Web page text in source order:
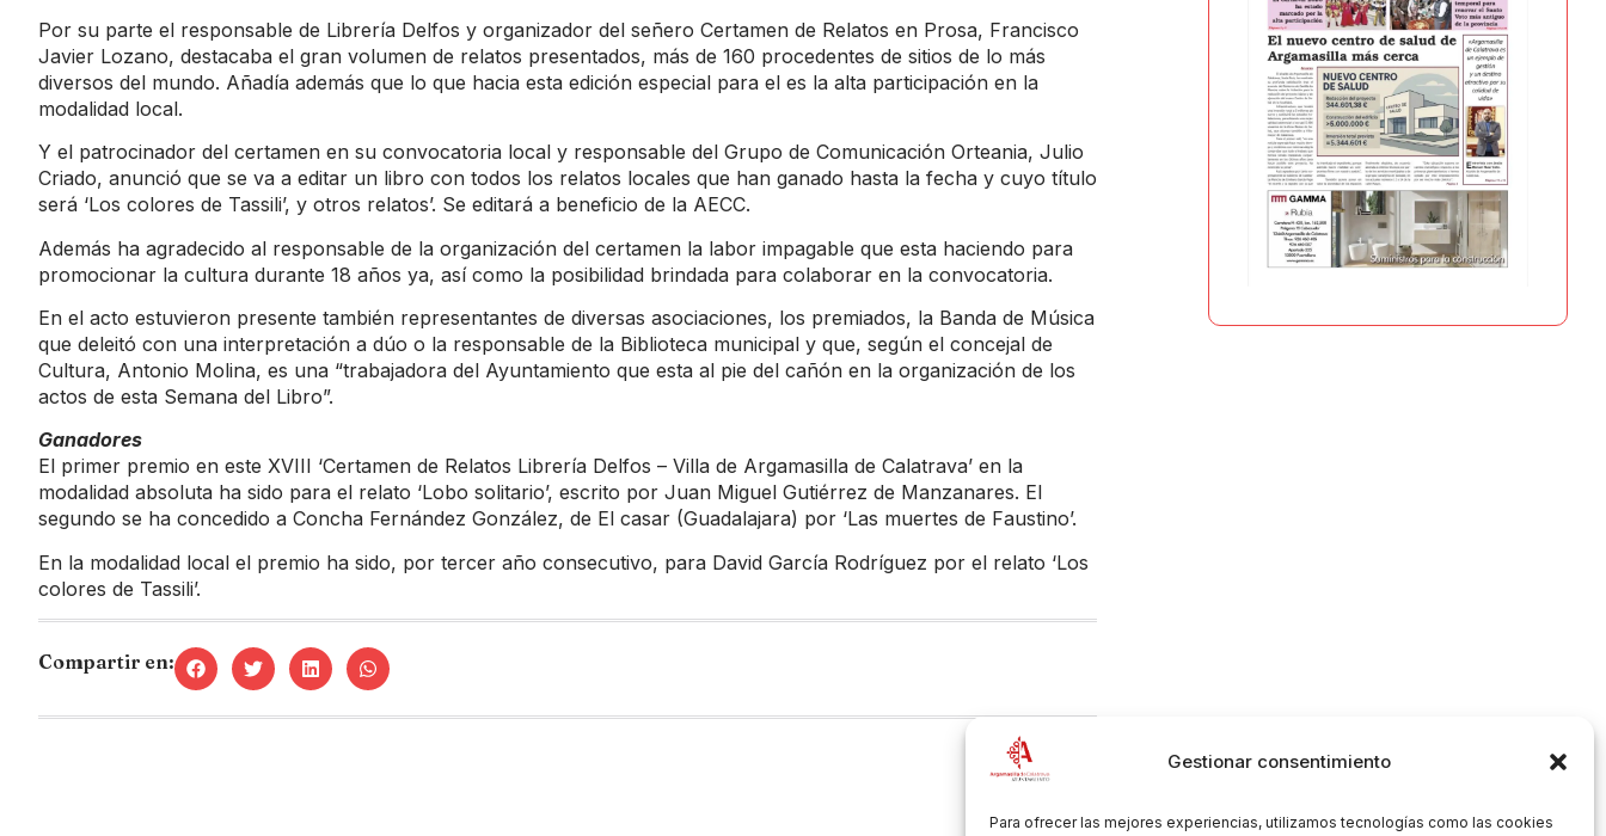
Gestionar consentimiento
Para ofrecer las mejores experiencias, utilizamos tecnologías como las cookies
Por su parte el responsable de Librería Delfos y organizador del señero Certamen de Relatos en Prosa, Francisco
Javier Lozano, destacaba el gran volumen de relatos presentados, más de 160 procedentes de sitios de lo más
diversos del mundo. Añadía además que lo que hacia esta edición especial para el es la alta participación en la
modalidad local.
Y el patrocinador del certamen en su convocatoria local y responsable del Grupo de Comunicación Orteania, Julio
Criado, anunció que se va a editar un libro con todos los relatos locales que han ganado hasta la fecha y cuyo título
será ‘Los colores de Tassili’, y otros relatos’. Se editará a beneficio de la AECC.
Además ha agradecido al responsable de la organización del certamen la labor impagable que esta haciendo para
promocionar la cultura durante 18 años ya, así como la posibilidad brindada para colaborar en la convocatoria.
En el acto estuvieron presente también representantes de diversas asociaciones, los premiados, la Banda de Música
que deleitó con una interpretación a dúo o la responsable de la Biblioteca municipal y que, según el concejal de
Cultura, Antonio Molina, es una “trabajadora del Ayuntamiento que esta al pie del cañón en la organización de los
actos de esta Semana del Libro”.
Ganadores
El primer premio en este XVIII ‘Certamen de Relatos Librería Delfos – Villa de Argamasilla de Calatrava’ en la
modalidad absoluta ha sido para el relato ‘Lobo solitario’, escrito por Juan Miguel Gutiérrez de Manzanares. El
segundo se ha concedido a Concha Fernández González, de El casar (Guadalajara) por ‘Las muertes de Faustino’.
En la modalidad local el premio ha sido, por tercer año consecutivo, para David García Rodríguez por el relato ‘Los
colores de Tassili’.
Compartir en: